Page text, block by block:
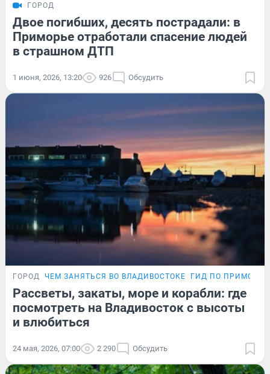
ГОРОД
Двое погибших, десять пострадали: в
Приморье отработали спасение людей
в страшном ДТП
1 июня, 2026, 13:20 926 Обсудить
ГОРОД ЧЕМ ЗАНЯТЬСЯ ВО ВЛАДИВОСТОКЕ ГИД ПО
Рассветы, закаты, море и корабли: где
посмотреть на Владивосток с высоты
и влюбиться
24 мая, 2026, 07:00 2 290 Обсудить